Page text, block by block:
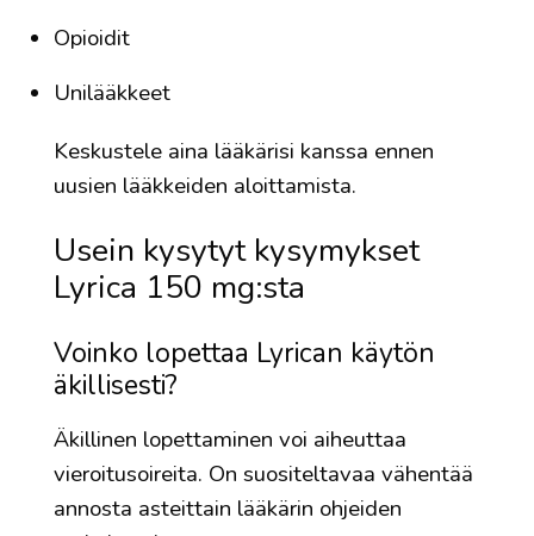
Opioidit
Unilääkkeet
Keskustele aina lääkärisi kanssa ennen
uusien lääkkeiden aloittamista.
Usein kysytyt kysymykset
Lyrica 150 mg:sta
Voinko lopettaa Lyrican käytön
äkillisesti?
Äkillinen lopettaminen voi aiheuttaa
vieroitusoireita. On suositeltavaa vähentää
annosta asteittain lääkärin ohjeiden